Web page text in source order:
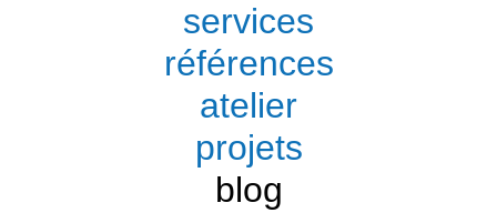
services
références
atelier
projets
blog